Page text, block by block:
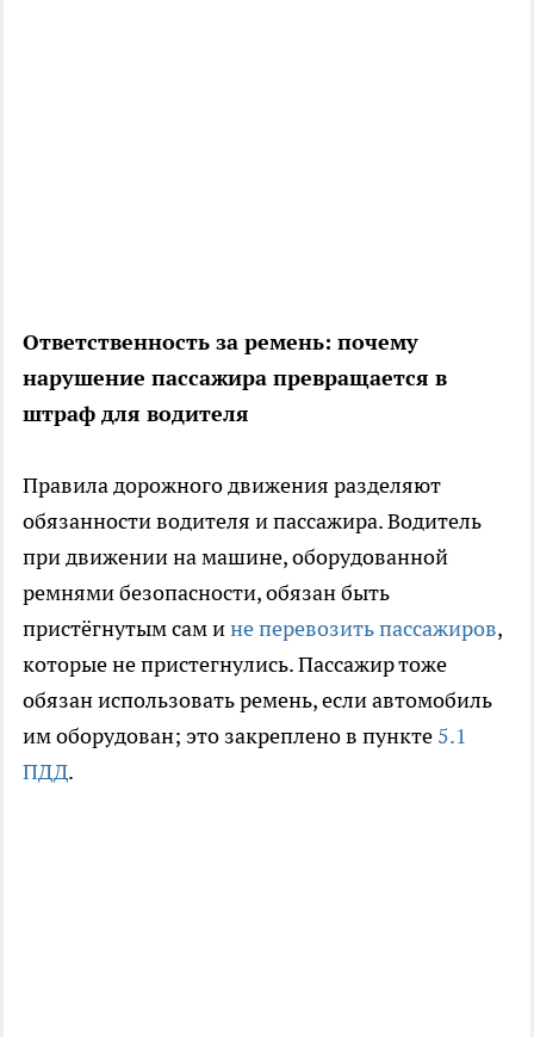
Ответственность за ремень: почему
нарушение пассажира превращается в
штраф для водителя
Правила дорожного движения разделяют
обязанности водителя и пассажира. Водитель
при движении на машине, оборудованной
ремнями безопасности, обязан быть
пристёгнутым сам ине перевозить пассажиров,
которые не пристегнулись. Пассажир тоже
обязан использовать ремень, если автомобиль
им оборудован; это закреплено в пункте 5.1
ПДД.